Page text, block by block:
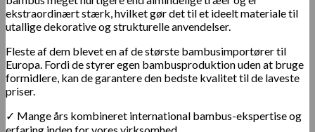
ekstraordinært stærk, hvilket gør det til et ideelt materiale til
utallige dekorative og strukturelle anvendelser.
Fleste af dem blevet en af ​​de største bambusimportører til
Europa. Fordi de styrer egen bambusproduktion uden at bruge
formidlere, kan de garantere den bedste kvalitet til de laveste
priser.
✓ Mange års kombineret international bambus-ekspertise og